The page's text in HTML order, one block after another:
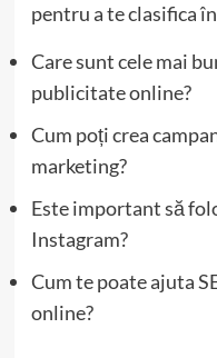
pentru a te clasifica
Care sunt cele mai
publicitate online?
Cum poți crea
marketing?
Este important să
Instagram?
Cum te poate ajuta
online?